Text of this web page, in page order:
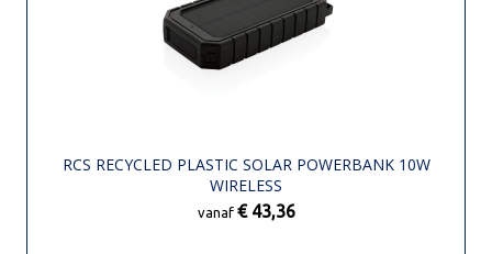
RCS RECYCLED PLASTIC SOLAR POWERBANK 10W
WIRELESS
vanaf € 43,36